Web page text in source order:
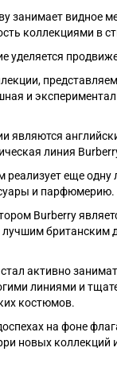
занимает
коллекциями в
уделяется
и
являются
линия
еще
и парфюмерию.
Burberry
активно
линиями и
костюмов.
на фоне
новых